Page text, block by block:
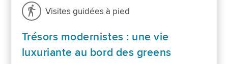
Visites guidées à pied
Trésors modernistes : une vie
luxuriante au bord des greens